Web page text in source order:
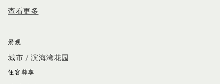
查看更多
景观
城市 / 滨海湾花园
住客尊享